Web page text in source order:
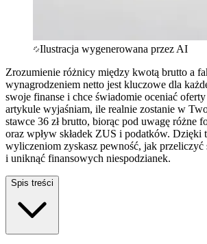
Ilustracja wygenerowana przez AI
Zrozumienie różnicy między kwotą brutto a
wynagrodzeniem netto jest kluczowe dla
swoje finanse i chce świadomie oceniać
artykule wyjaśniam, ile realnie zostanie w
stawce 36 zł brutto, biorąc pod uwagę różne
oraz wpływ składek ZUS i podatków. Dzięki
wyliczeniom zyskasz pewność, jak
i uniknąć finansowych niespodzianek.
Spis treści